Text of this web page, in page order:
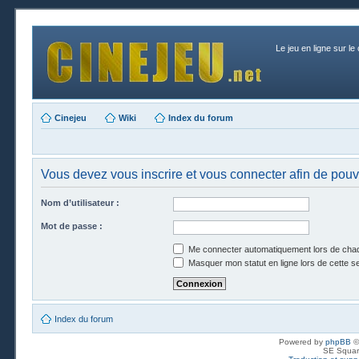
Le jeu en ligne sur le
Cinejeu Wiki Index du forum
Vous devez vous inscrire et vous connecter afin de
Nom d’utilisateur :
Mot de passe :
Me connecter automatiquement lors de
Masquer mon statut en ligne lors de cette
Index du forum
Powered by phpBB
SE